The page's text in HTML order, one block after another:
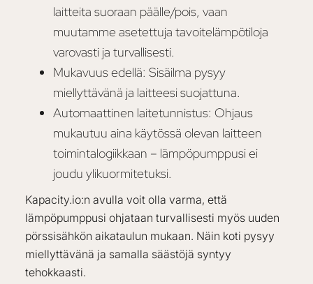
laitteita suoraan päälle/pois, vaan
muutamme asetettuja tavoitelämpötiloja
varovasti ja turvallisesti.
Mukavuus edellä: Sisäilma pysyy
miellyttävänä ja laitteesi suojattuna.
Automaattinen laitetunnistus: Ohjaus
mukautuu aina käytössä olevan laitteen
toimintalogiikkaan – lämpöpumppusi ei
joudu ylikuormitetuksi.
Kapacity.io:n avulla voit olla varma, että
lämpöpumppusi ohjataan turvallisesti myös uuden
pörssisähkön aikataulun mukaan. Näin koti pysyy
miellyttävänä ja samalla säästöjä syntyy
tehokkaasti.